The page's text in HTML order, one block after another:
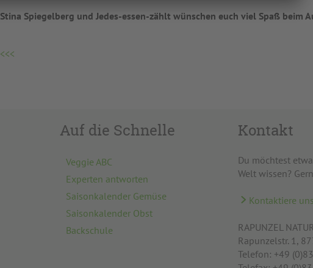
Stina Spiegelberg und Jedes-essen-zählt wünschen euch viel Spaß beim
<<<
Auf die Schnelle
Veggie ABC
Experten antworten
Saisonkalender Gemüse
Saisonkalender Obst
Backschule
Kontakt
Du möchtest
Welt wissen?
Kontaktiere
RAPUNZEL
Rapunzelstr. 1,
Telefon: +49